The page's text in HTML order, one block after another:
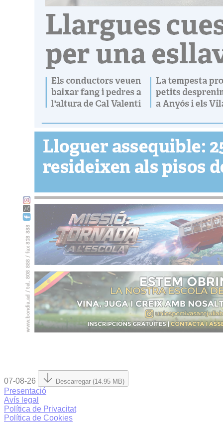
07-08-26 Descarregar (14.95 MB)
Presentació
Avís legal
Política de Privacitat
Política de Cookies